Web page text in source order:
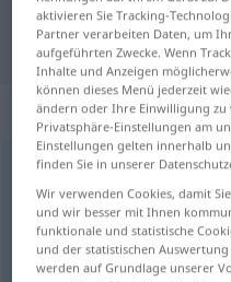
"wirken"
„wirken“
wirken
Übersicht aller
(Für mehr Details die
aktivieren Sie Tracking-
Partner verarbeiten Daten, um
aufgeführten Zwecke. Wenn
Inhalte und Anzeigen
können dieses Menü jederzeit
ändern oder Ihre Einwilligung
Privatsphäre-Einstellungen am
Einstellungen gelten innerhalb
finden Sie in unserer
Wir verwenden Cookies, damit
und wir besser mit Ihnen
funktionale und statistische
und der statistischen
werden auf Grundlage unserer